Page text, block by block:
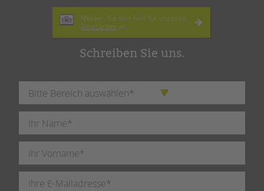
Melden Sie sich hier für unseren
Newsletter an.
Schreiben Sie uns.